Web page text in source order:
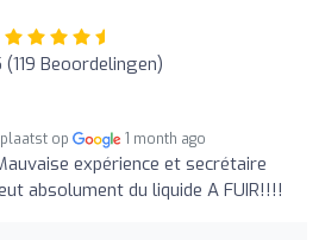
Beoordelingen)
op 1 month ago
expérience et secrétaire
absolument du liquide A FUIR!!!!